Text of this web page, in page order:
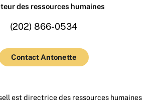
des ressources humaines
(202) 866-0534
Contact Antonette
est directrice des ressources humaines